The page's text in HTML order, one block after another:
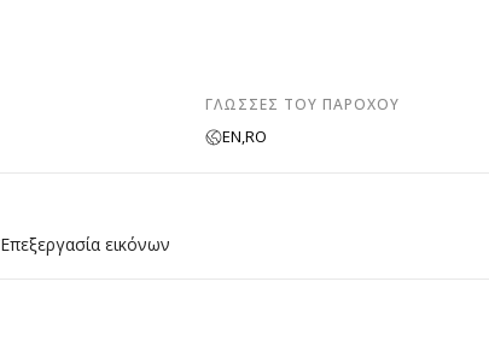
ΓΛΏΣΣΕΣ ΤΟΥ ΠΑΡΌΧΟΥ
EN,RO
Επεξεργασία εικόνων